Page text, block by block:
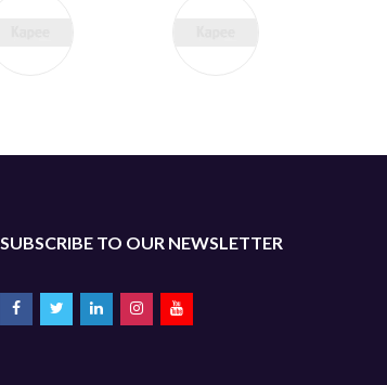
SUBSCRIBE TO OUR NEWSLETTER